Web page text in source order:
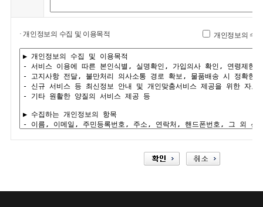
· 개인정보의 수집 및 이용목적 개인정보의 수